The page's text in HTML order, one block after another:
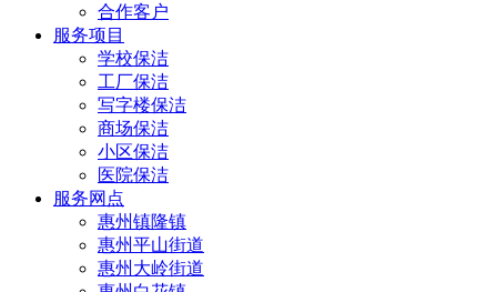
合作客户
服务项目
学校保洁
工厂保洁
写字楼保洁
商场保洁
小区保洁
医院保洁
服务网点
惠州镇隆镇
惠州平山街道
惠州大岭街道